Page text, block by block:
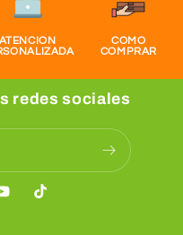
ATENCION
COMO
COMPRAR
redes sociales
TikTok